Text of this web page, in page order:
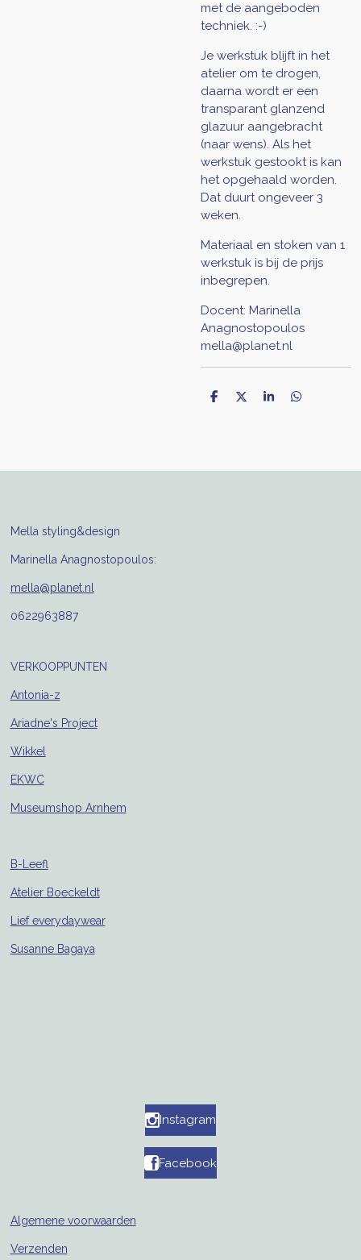
met de aangeboden
techniek. :-)
Je werkstuk blijft in het
atelier om te drogen,
daarna wordt er een
transparant glanzend
glazuur aangebracht
(naar wens). Als het
werkstuk gestookt is kan
het opgehaald worden.
Dat duurt ongeveer 3
weken.
Materiaal en stoken van 1
werkstuk is bij de prijs
inbegrepen.
Docent: Marinella
Anagnostopoulos
mella@planet.nl
D
D
S
D
Mella styling&design
Marinella Anagnostopoulos:
mella@planet.nl
0622963887
VERKOOPPUNTEN
Antonia-z
Ariadne's Project
Wikkel
EKWC
Museumshop Arnhem
B-Leefl
Atelier Boeckeldt
Lief everydaywear
Susanne Bagaya
Instagram
Facebook
Algemene voorwaarden
Verzenden